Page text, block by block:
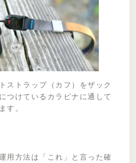
ストラップ（カフ）をザック
つけているカラビナに通して
す。
用方法は「これ」と言った確